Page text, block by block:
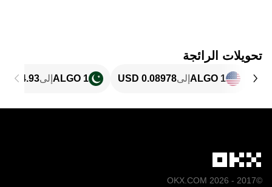
تحويلات الرائجة
1 ALGO إلى 1 ALGO إلى
©2017 - 2026 OKX.COM